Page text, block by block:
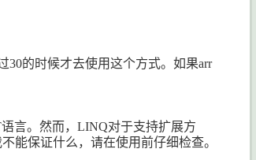
30的时候才去使用这个方式。如果arr
语言。然而， LINQ对于支持扩展方
能保证什么，请在使用前仔细检查。